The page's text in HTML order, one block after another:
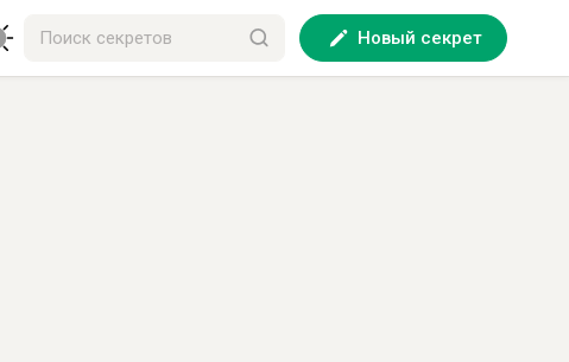
Новый секрет